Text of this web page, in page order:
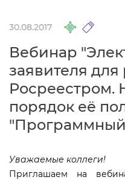
30.08.2017
ебинар
заявителя для
Росреестром.
порядок её
Уважаемые коллеги!
Приглашаем на